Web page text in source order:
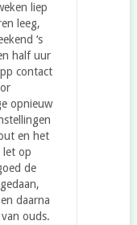
liep
leeg,
‘s
half uur
contact
opnieuw
en het
let op
de
daarna
ouds.